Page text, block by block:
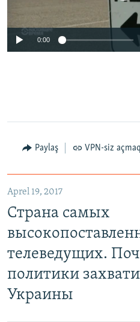
0:00
Paylaş VPN-siz açmaq
Aprel 19, 2017
Страна самых
телеведущих.
политики
Украины